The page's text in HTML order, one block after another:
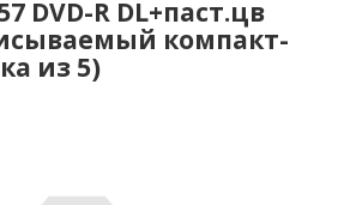
DVD-R DL+паст.цв
компакт-
из 5)